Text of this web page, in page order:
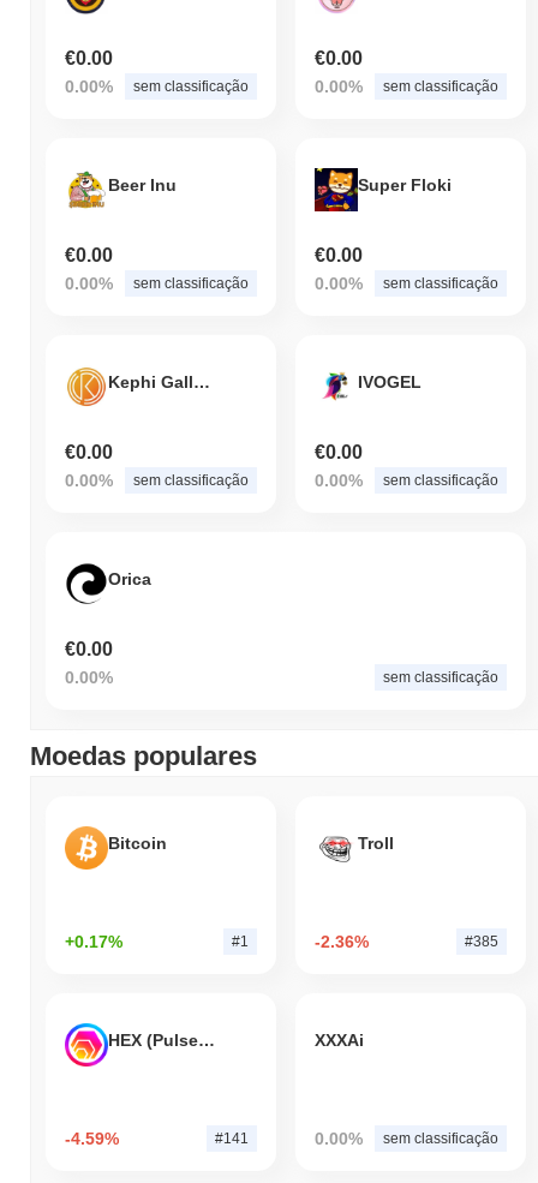
€0.00
0.00% sem classificação
€0.00
0.00% sem classificação
Beer Inu
€0.00
0.00% sem classificação
Super Floki
€0.00
0.00% sem classificação
Kephi Gallery
€0.00
0.00% sem classificação
IVOGEL
€0.00
0.00% sem classificação
Orica
€0.00
0.00% sem classificação
Moedas populares
Bitcoin
+0.17% #1
Troll
-2.36% #385
HEX (Pulsechain)
-4.59% #141
XXXAi
0.00% sem classificação